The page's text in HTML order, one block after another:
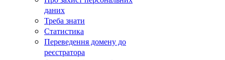
даних
Треба знати
Статистика
Переведення домену до
реєстратора